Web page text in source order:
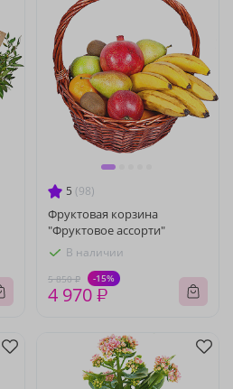
5 (98)
Фруктовая корзина
"Фруктовое ассорти"
В наличии
5 850 ₽ -15%
4 970 ₽